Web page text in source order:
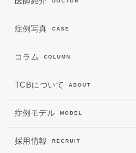
症例写真 CASE
コラム COLUMN
TCBについて ABOUT
症例モデル MODEL
採用情報 RECRUIT